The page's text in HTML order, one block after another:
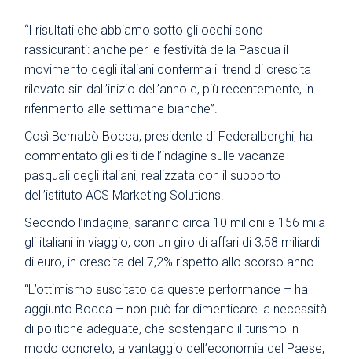
“I risultati che abbiamo sotto gli occhi sono
rassicuranti: anche per le festività della Pasqua il
movimento degli italiani conferma il trend di crescita
rilevato sin dall’inizio dell’anno e, più recentemente, in
riferimento alle settimane bianche”.
Così Bernabò Bocca, presidente di Federalberghi, ha
commentato gli esiti dell’indagine sulle vacanze
pasquali degli italiani, realizzata con il supporto
dell’istituto ACS Marketing Solutions.
Secondo l’indagine, saranno circa 10 milioni e 156 mila
gli italiani in viaggio, con un giro di affari di 3,58 miliardi
di euro, in crescita del 7,2% rispetto allo scorso anno.
“L’ottimismo suscitato da queste performance – ha
aggiunto Bocca – non può far dimenticare la necessità
di politiche adeguate, che sostengano il turismo in
modo concreto, a vantaggio dell’economia del Paese,